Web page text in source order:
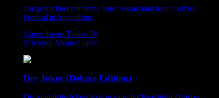
Ausgezeichnet mit dem Eisner Award und beim Comic-
Festival in Angoulême
Autor: James Tynion IV
Zeichner: Alvaro Lopez
Der Joker (Deluxe Edition)